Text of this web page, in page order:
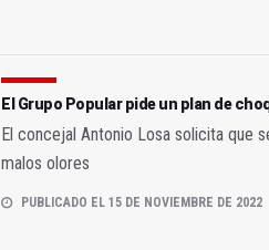
El Grupo Popular pide un plan de
El concejal Antonio Losa solicita que
malos olores
PUBLICADO EL 15 DE NOVIEMBRE DE 2022